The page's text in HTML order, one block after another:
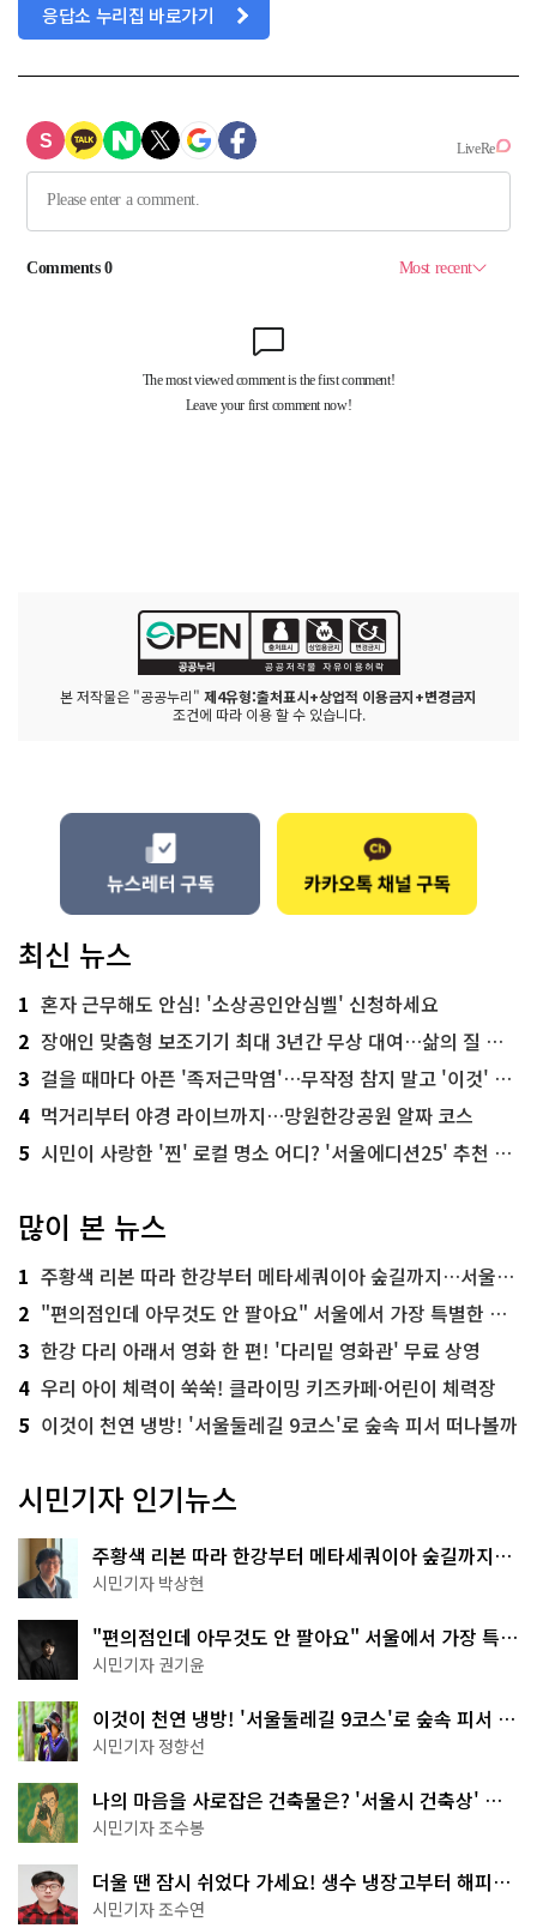
응답소 누리집 바로가기
본 저작물은 "공공누리" 제4유형:출처표시+상업적 이용금지+변경금지
조건에 따라 이용 할 수 있습니다.
최신 뉴스
1 혼자 근무해도 안심! '소상공인안심벨' 신청하세요
2 장애인 맞춤형 보조기기 최대 3년간 무상 대여…삶의 질 높인다
3 걸을 때마다 아픈 '족저근막염'…무작정 참지 말고 '이것' 해보세요!
4 먹거리부터 야경 라이브까지…망원한강공원 알짜 코스
5 시민이 사랑한 '찐' 로컬 명소 어디? '서울에디션25' 추천 코스
많이 본 뉴스
1 주황색 리본 따라 한강부터 메타세쿼이아 숲길까지…서울둘레길 15코스
2 "편의점인데 아무것도 안 팔아요" 서울에서 가장 특별한 편의점의 정체
3 한강 다리 아래서 영화 한 편! '다리밑 영화관' 무료 상영
4 우리 아이 체력이 쑥쑥! 클라이밍 키즈카페·어린이 체력장
5 이것이 천연 냉방! '서울둘레길 9코스'로 숲속 피서 떠나볼까
시민기자 인기뉴스
주황색 리본 따라 한강부터 메타세쿼이아 숲길까지…
서울둘레길 15코스
시민기자 박상현
"편의점인데 아무것도 안 팔아요" 서울에서 가장 특별
한 편의점의 정체
시민기자 권기윤
이것이 천연 냉방! '서울둘레길 9코스'로 숲속 피서 떠
나볼까
시민기자 정향선
나의 마음을 사로잡은 건축물은? '서울시 건축상' 수
상작 공개!
시민기자 조수봉
더울 땐 잠시 쉬었다 가세요! 생수 냉장고부터 해피소
·무더위쉼터까지
시민기자 조수연